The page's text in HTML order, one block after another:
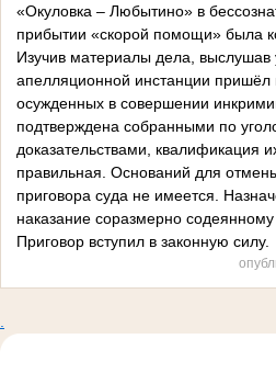
«Окуловка – Любытино» в
прибытии «скорой помощи» была
Изучив материалы дела, выслушав
апелляционной инстанции пришёл
осужденных в совершении
подтверждена собранными по
доказательствами, квалификация
правильная. Оснований для
приговора суда не имеется.
наказание соразмерно
Приговор вступил в законную силу.